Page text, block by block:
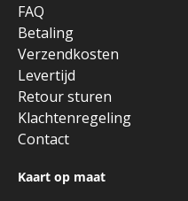
FAQ
Betaling
Verzendkosten
Levertijd
Retour sturen
Klachtenregeling
Contact
Kaart op maat